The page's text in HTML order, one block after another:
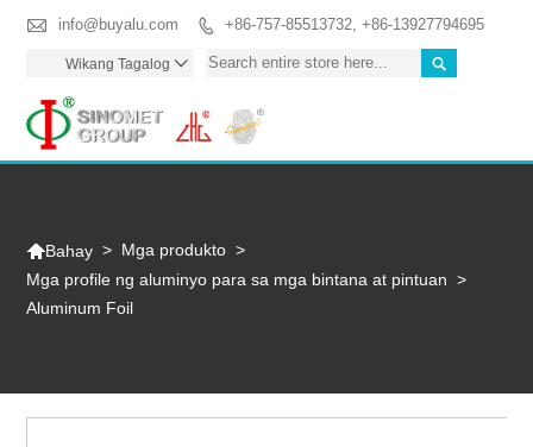
 info@buyalu.com  +86-757-85513732, +86-13927794695

Wikang Tagalog 
Bahay > Mga produkto >
Mga profile ng aluminyo para sa mga bintana at pintuan >
Aluminum Foil